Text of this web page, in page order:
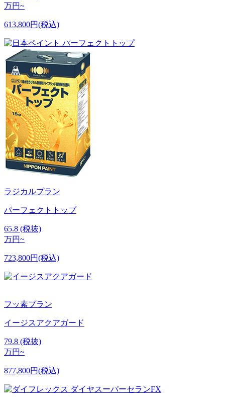
万円~
613,800円(税込)
ラジカルプラン
パーフェクトトップ
65.8 (税抜)
万円~
723,800円(税込)
フッ素プラン
イージスアクアガード
79.8 (税抜)
万円~
877,800円(税込)